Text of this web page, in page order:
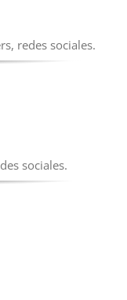
redes sociales.
sociales.